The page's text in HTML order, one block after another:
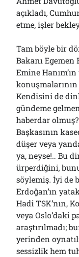
açıkladı,
etme, işler
Tam böyle bir
Bakanı Egemen
Emine
Kendisini de
gündeme
haberdar olmuş?
Başkasının
düşer veya
ya, neyse!.. Bu
ürperdiğini,
söylemiş. İyi de
Erdoğan’ın
Hadi TSK’nın,
veya Oslo’daki
araştırılmadı;
yerinden
sessizlik hem